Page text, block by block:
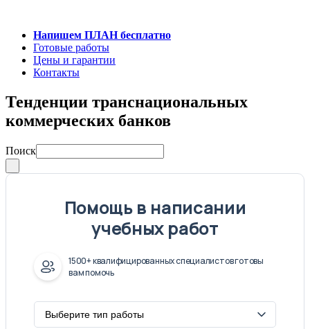
Напишем ПЛАН бесплатно
Готовые работы
Цены и гарантии
Контакты
Тенденции транснациональных
коммерческих банков
Поиск
Помощь в написании
учебных работ
1500+ квалифицированных специалистов готовы
вам помочь